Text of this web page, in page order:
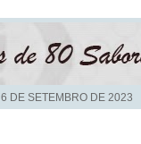
6 DE SETEMBRO DE 2023